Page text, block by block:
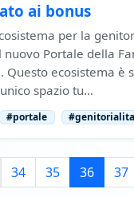
ai bonus
per la
nuovo Portale della
Questo ecosistema è
spazio tu…
#portale #genitorialita
34 35 36 37